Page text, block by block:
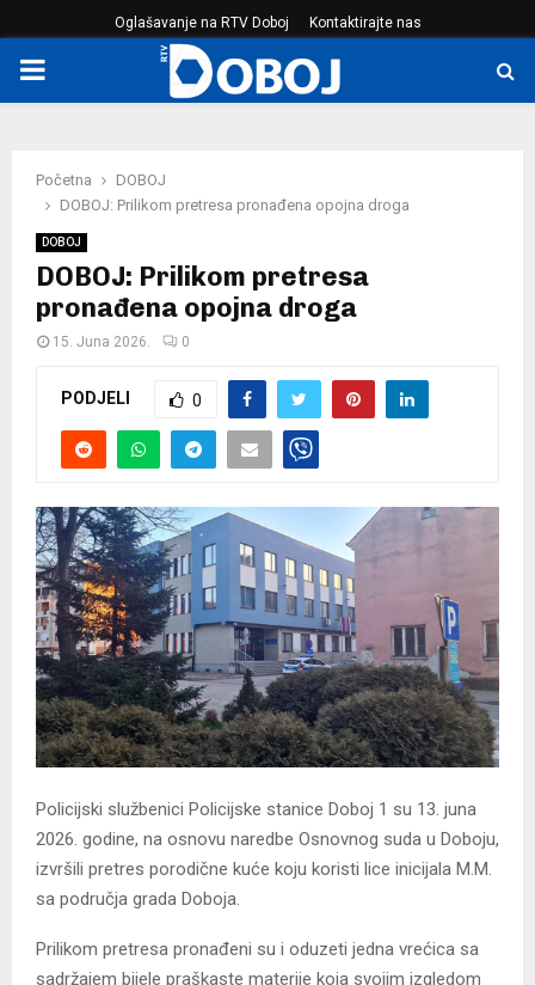
Oglašavanje na RTV Doboj Kontaktirajte nas
PRIMARY
Početna
DOBOJ
DOBOJ: Prilikom pretresa pronađena opojna droga
DOBOJ
DOBOJ: Prilikom pretresa
pronađena opojna droga
15. Juna 2026. 0
PODJELI 0
Policijski službenici Policijske stanice Doboj 1 su 13. juna
2026. godine, na osnovu naredbe Osnovnog suda u Doboju,
izvršili pretres porodične kuće koju koristi lice inicijala M.M.
sa područja grada Doboja.
Prilikom pretresa pronađeni su i oduzeti jedna vrećica sa
sadržajem bijele praškaste materije koja svojim izgledom